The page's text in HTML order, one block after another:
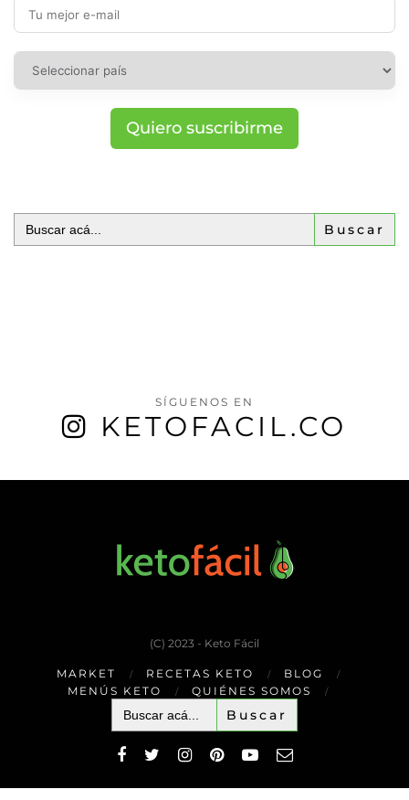
Quiero suscribirme
Buscar:
SÍGUENOS EN
KETOFACIL.CO
(C) 2023 - Keto Fácil
MARKET RECETAS KETO
BLOG
MENÚS KETO
QUIÉNES SOMOS
Buscar: